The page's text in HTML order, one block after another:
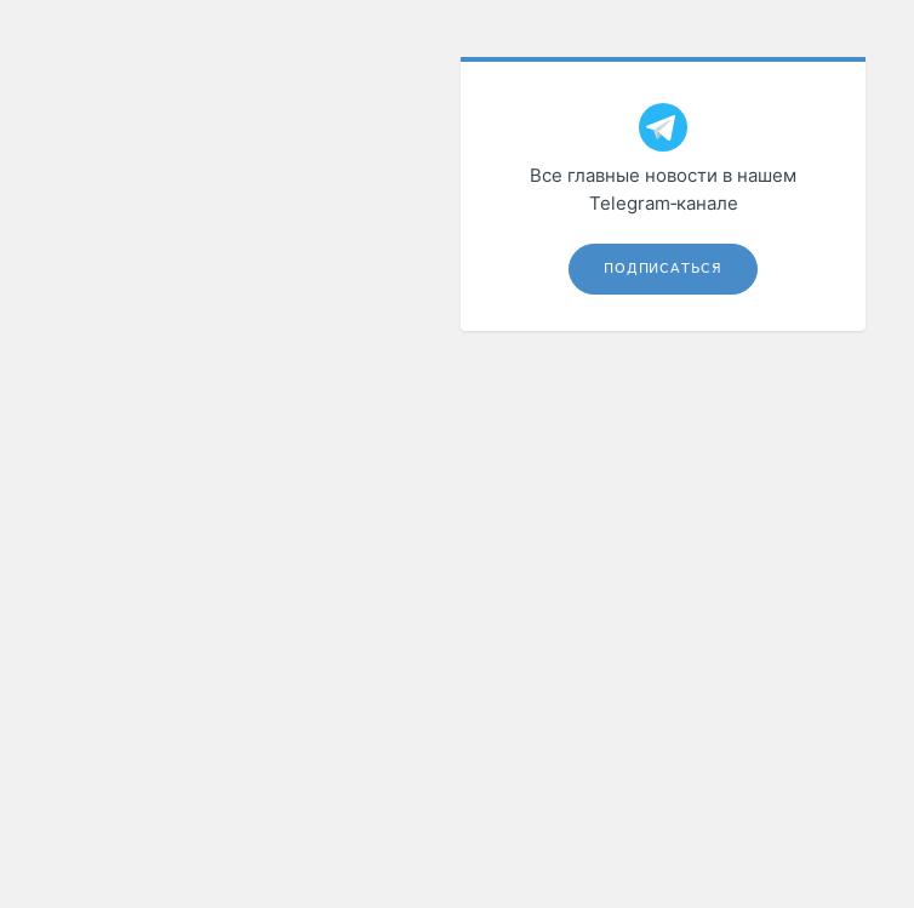
Все главные новости в нашем
Telegram‑канале
ПОДПИСАТЬСЯ